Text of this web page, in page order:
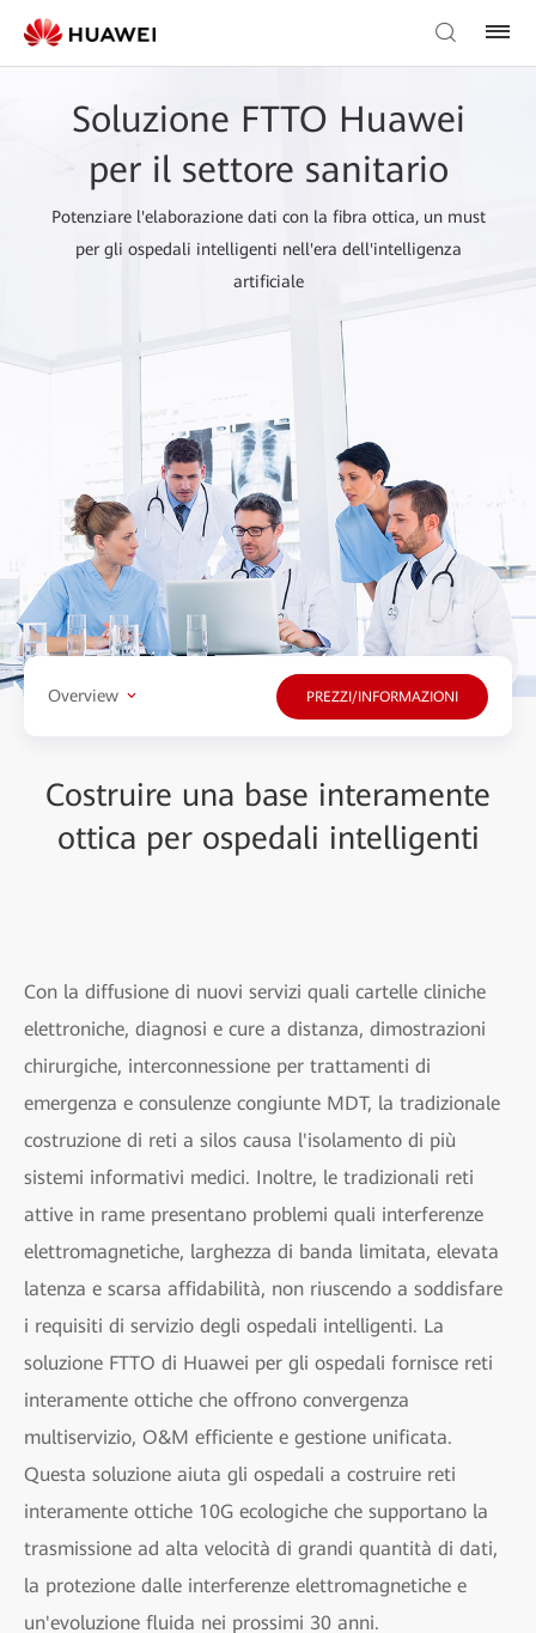
Soluzione FTTO Huawei
per il settore sanitario
Potenziare l'elaborazione dati con la fibra ottica, un must
per gli ospedali intelligenti nell'era dell'intelligenza
artificiale
Overview PREZZI/INFORMAZIONI
Costruire una base interamente
ottica per ospedali intelligenti
Con la diffusione di nuovi servizi quali cartelle cliniche
elettroniche, diagnosi e cure a distanza, dimostrazioni
chirurgiche, interconnessione per trattamenti di
emergenza e consulenze congiunte MDT, la tradizionale
costruzione di reti a silos causa l'isolamento di più
sistemi informativi medici. Inoltre, le tradizionali reti
attive in rame presentano problemi quali interferenze
elettromagnetiche, larghezza di banda limitata, elevata
latenza e scarsa affidabilità, non riuscendo a soddisfare
i requisiti di servizio degli ospedali intelligenti. La
soluzione FTTO di Huawei per gli ospedali fornisce reti
interamente ottiche che offrono convergenza
multiservizio, O&M efficiente e gestione unificata.
Questa soluzione aiuta gli ospedali a costruire reti
interamente ottiche 10G ecologiche che supportano la
trasmissione ad alta velocità di grandi quantità di dati,
la protezione dalle interferenze elettromagnetiche e
un'evoluzione fluida nei prossimi 30 anni.